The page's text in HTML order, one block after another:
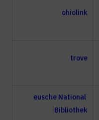
ohiolink
trove
eusche National
Bibliothek